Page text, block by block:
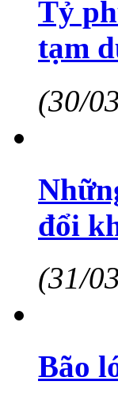
Tỷ
tạm
(30/
đổi
(31/
Bão